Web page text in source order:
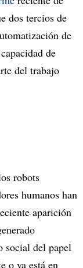
dos tercios de
de
de
del trabajo
robots
humanos han
aparición
social del papel
o ya está en